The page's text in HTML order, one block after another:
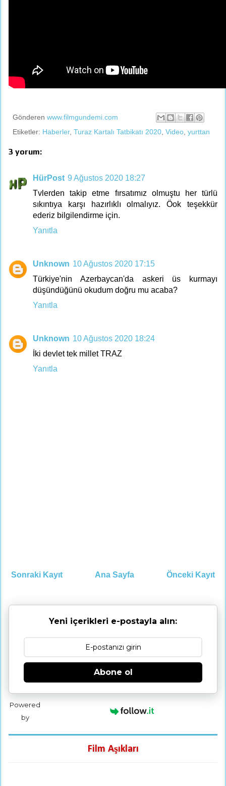
Gönderen www.filmgundemi.com
Etiketler: Haberler, Turaz Kartalı Tatbikatı 2020 Video yurttan
3 yorum:
HürPost 9 Ağustos 2020 18:27
Tvlerden takip etme fırsatımız olmuştu her türlü
sıkıntıya karşı hazırlıklı olmalıyız. Öok teşekkür
ederiz bilgilendirme için.
Yanıtla
Unknown 10 Ağustos 2020 17:15
Türkiye'nin Azerbaycan'da askeri üs kurmayı
düşündüğünü okudum doğru mu acaba?
Yanıtla
Unknown 10 Ağustos 2020 18:24
İki devlet tek millet TRAZ
Yanıtla
Sonraki Kayıt Önceki Kayıt
Ana Sayfa
Yeni içerikleri e-postayla alın:
Abone ol
Powered
by
Film Aşıkları